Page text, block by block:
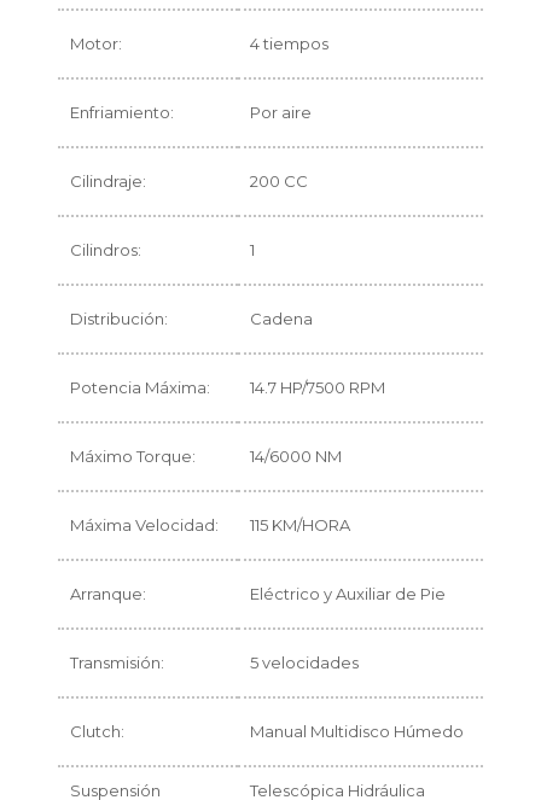
Motor: 4 tiempos
Enfriamiento: Por aire
Cilindraje: 200 CC
Cilindros: 1
Distribución: Cadena
Potencia Máxima: 14.7 HP/7500 RPM
Máximo Torque: 14/6000 NM
Máxima Velocidad: 115 KM/HORA
Arranque: Eléctrico y Auxiliar de Pie
Transmisión: 5 velocidades
Clutch: Manual Multidisco Húmedo
Suspensión Telescópica Hidráulica